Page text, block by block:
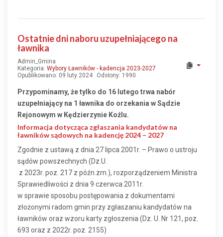
Ostatnie dni naboru uzupełniającego na
ławnika
Admin_Gmina
Kategoria: Wybory Ławników - kadencja 2023-2027
Opublikowano: 09 luty 2024
Odsłony: 1990
Przypominamy, że tylko do 16 lutego trwa nabór
uzupełniający na 1 ławnika do orzekania w Sądzie
Rejonowym w Kędzierzynie Koźlu.
Informacja dotycząca zgłaszania kandydatów na
ławników sądowych na kadencję 2024 – 2027
Zgodnie z ustawą z dnia 27 lipca 2001r. – Prawo o ustroju
sądów powszechnych (Dz.U.
z 2023r. poz. 217 z późn.zm.), rozporządzeniem Ministra
Sprawiedliwości z dnia 9 czerwca 2011r.
w sprawie sposobu postępowania z dokumentami
złożonymi radom gmin przy zgłaszaniu kandydatów na
ławników oraz wzoru karty zgłoszenia (Dz. U. Nr 121, poz.
693 oraz z 2022r. poz. 2155)